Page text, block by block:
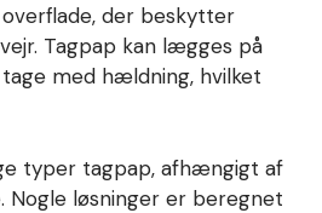
der beskytter
Tagpap kan lægges på
med hældning, hvilket
typer tagpap, afhængigt af
Nogle løsninger er beregnet